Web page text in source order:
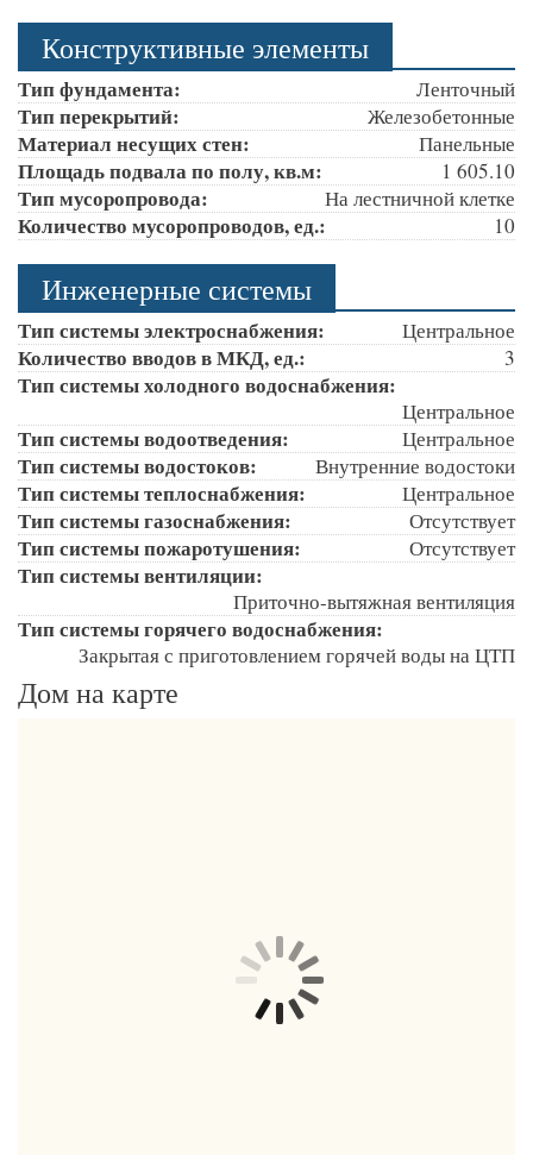
Конструктивные элементы
Тип фундамента: Ленточный
Тип перекрытий: Железобетонные
Материал несущих стен: Панельные
Площадь подвала по полу, кв.м: 1 605.10
Тип мусоропровода: На лестничной клетке
Количество мусоропроводов, ед.: 10
Инженерные системы
Тип системы электроснабжения: Центральное
Количество вводов в МКД, ед.: 3
Тип системы холодного водоснабжения:
Центральное
Тип системы водоотведения: Центральное
Тип системы водостоков: Внутренние водостоки
Тип системы теплоснабжения: Центральное
Тип системы газоснабжения: Отсутствует
Тип системы пожаротушения: Отсутствует
Тип системы вентиляции:
Приточно-вытяжная вентиляция
Тип системы горячего водоснабжения:
Закрытая с приготовлением горячей воды на ЦТП
Дом на карте